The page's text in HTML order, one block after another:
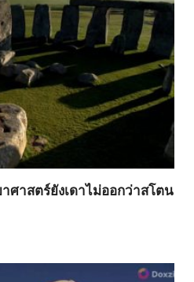
ศาสตร์ยังเดาไม่ออกว่าสโตน